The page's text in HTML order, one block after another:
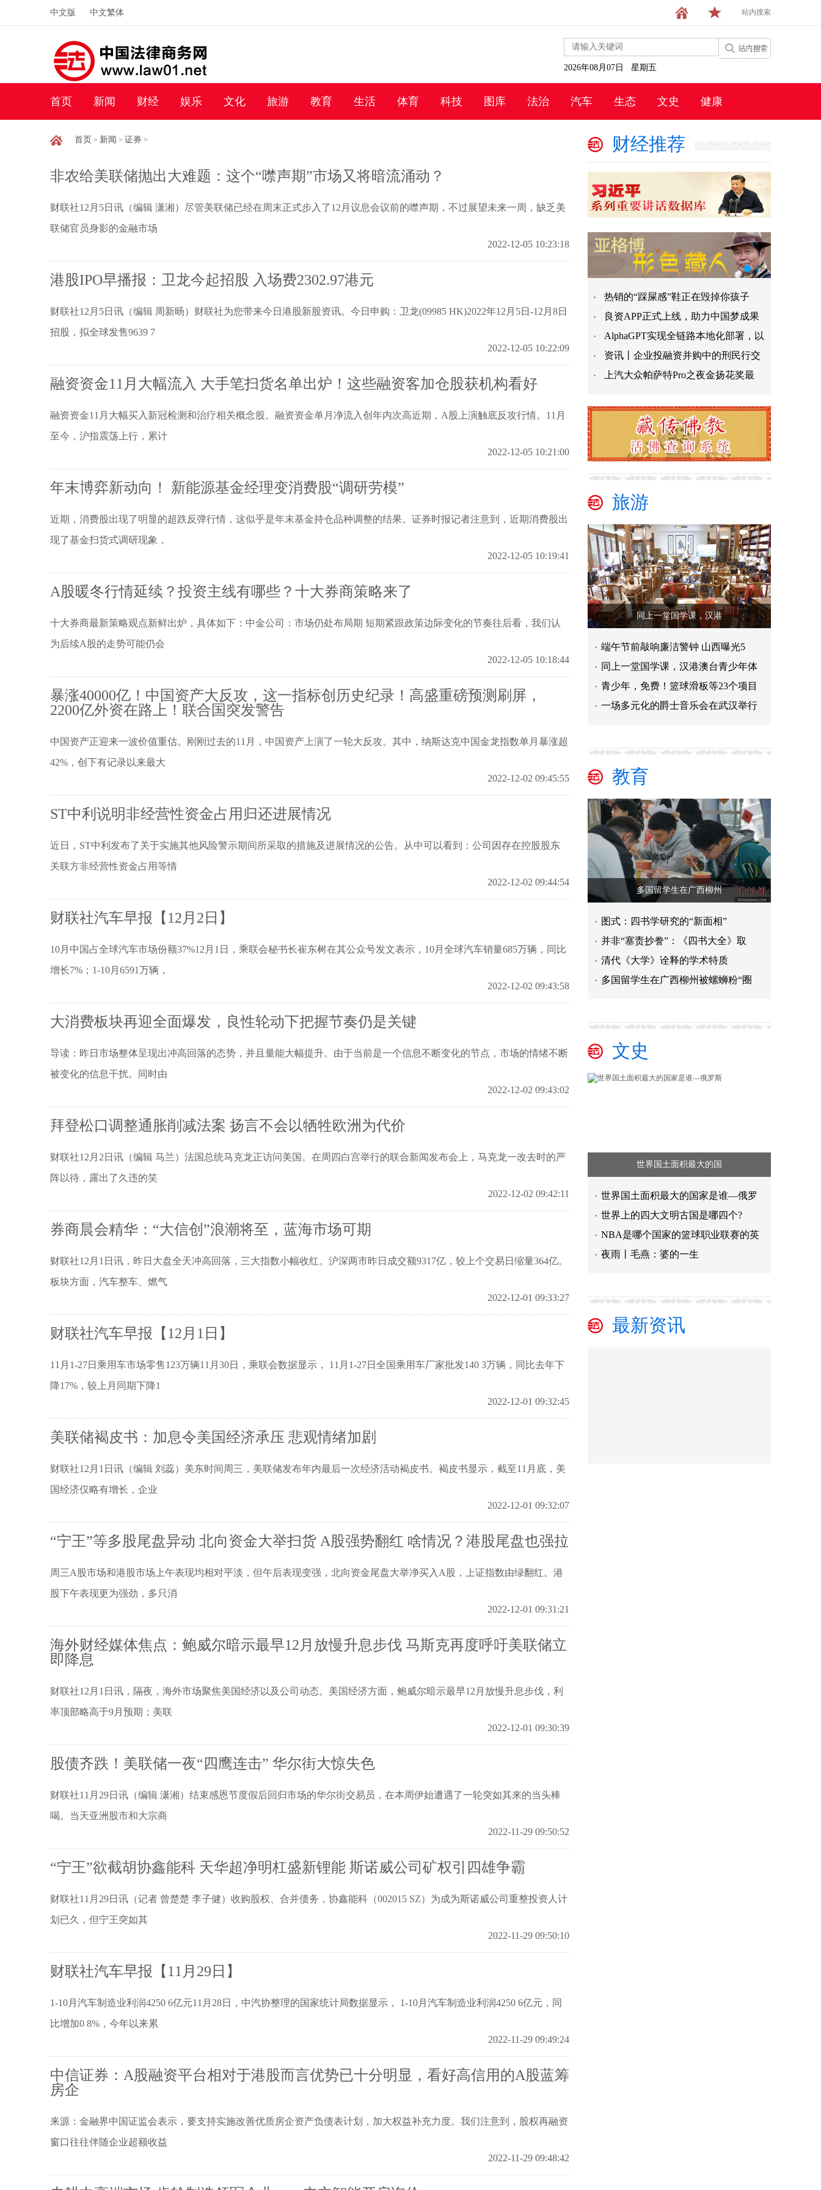
中文版 中文繁体 站内搜索
2026年08月07日 星期五
首页 新闻 财经 娱乐 文化 旅游 教育 生活 体育 科技 图库 法治 汽车 生态 文史 健康
首页 > 新闻 > 证券 >
非农给美联储抛出大难题：这个“噤声期”市场又将暗流涌动？
财联社12月5日讯（编辑 潇湘）尽管美联储已经在周末正式步入了12月议息会议前的噤声期，不过展望未来一周，缺乏美
联储官员身影的金融市场
2022-12-05 10:23:18
港股IPO早播报：卫龙今起招股 入场费2302.97港元
财联社12月5日讯（编辑 周新旸）财联社为您带来今日港股新股资讯。今日申购：卫龙(09985 HK)2022年12月5日-12月8日
招股，拟全球发售9639 7
2022-12-05 10:22:09
融资资金11月大幅流入 大手笔扫货名单出炉！这些融资客加仓股获机构看好
融资资金11月大幅买入新冠检测和治疗相关概念股。融资资金单月净流入创年内次高近期，A股上演触底反攻行情。11月
至今，沪指震荡上行，累计
2022-12-05 10:21:00
年末博弈新动向！ 新能源基金经理变消费股“调研劳模”
近期，消费股出现了明显的超跌反弹行情，这似乎是年末基金持仓品种调整的结果。证券时报记者注意到，近期消费股出
现了基金扫货式调研现象，
2022-12-05 10:19:41
A股暖冬行情延续？投资主线有哪些？十大券商策略来了
十大券商最新策略观点新鲜出炉，具体如下：中金公司：市场仍处布局期 短期紧跟政策边际变化的节奏往后看，我们认
为后续A股的走势可能仍会
2022-12-05 10:18:44
暴涨40000亿！中国资产大反攻，这一指标创历史纪录！高盛重磅预测刷屏，
2200亿外资在路上！联合国突发警告
中国资产正迎来一波价值重估。刚刚过去的11月，中国资产上演了一轮大反攻。其中，纳斯达克中国金龙指数单月暴涨超
42%，创下有记录以来最大
2022-12-02 09:45:55
ST中利说明非经营性资金占用归还进展情况
近日，ST中利发布了关于实施其他风险警示期间所采取的措施及进展情况的公告。从中可以看到：公司因存在控股股东
关联方非经营性资金占用等情
2022-12-02 09:44:54
财联社汽车早报【12月2日】
10月中国占全球汽车市场份额37%12月1日，乘联会秘书长崔东树在其公众号发文表示，10月全球汽车销量685万辆，同比
增长7%；1-10月6591万辆，
2022-12-02 09:43:58
大消费板块再迎全面爆发，良性轮动下把握节奏仍是关键
导读：昨日市场整体呈现出冲高回落的态势，并且量能大幅提升。由于当前是一个信息不断变化的节点，市场的情绪不断
被变化的信息干扰。同时由
2022-12-02 09:43:02
拜登松口调整通胀削减法案 扬言不会以牺牲欧洲为代价
财联社12月2日讯（编辑 马兰）法国总统马克龙正访问美国。在周四白宫举行的联合新闻发布会上，马克龙一改去时的严
阵以待，露出了久违的笑
2022-12-02 09:42:11
券商晨会精华：“大信创”浪潮将至，蓝海市场可期
财联社12月1日讯，昨日大盘全天冲高回落，三大指数小幅收红。沪深两市昨日成交额9317亿，较上个交易日缩量364亿。
板块方面，汽车整车、燃气
2022-12-01 09:33:27
财联社汽车早报【12月1日】
11月1-27日乘用车市场零售123万辆11月30日，乘联会数据显示， 11月1-27日全国乘用车厂家批发140 3万辆，同比去年下
降17%，较上月同期下降1
2022-12-01 09:32:45
美联储褐皮书：加息令美国经济承压 悲观情绪加剧
财联社12月1日讯（编辑 刘蕊）美东时间周三，美联储发布年内最后一次经济活动褐皮书。褐皮书显示，截至11月底，美
国经济仅略有增长，企业
2022-12-01 09:32:07
“宁王”等多股尾盘异动 北向资金大举扫货 A股强势翻红 啥情况？港股尾盘也强拉
周三A股市场和港股市场上午表现均相对平淡，但午后表现变强，北向资金尾盘大举净买入A股，上证指数由绿翻红。港
股下午表现更为强劲，多只消
2022-12-01 09:31:21
海外财经媒体焦点：鲍威尔暗示最早12月放慢升息步伐 马斯克再度呼吁美联储立
即降息
财联社12月1日讯，隔夜，海外市场聚焦美国经济以及公司动态。美国经济方面，鲍威尔暗示最早12月放慢升息步伐，利
率顶部略高于9月预期；美联
2022-12-01 09:30:39
股债齐跌！美联储一夜“四鹰连击” 华尔街大惊失色
财联社11月29日讯（编辑 潇湘）结束感恩节度假后回归市场的华尔街交易员，在本周伊始遭遇了一轮突如其来的当头棒
喝。当天亚洲股市和大宗商
2022-11-29 09:50:52
“宁王”欲截胡协鑫能科 天华超净明杠盛新锂能 斯诺威公司矿权引四雄争霸
财联社11月29日讯（记者 曾楚楚 李子健）收购股权、合并债务，协鑫能科（002015 SZ）为成为斯诺威公司重整投资人计
划已久，但宁王突如其
2022-11-29 09:50:10
财联社汽车早报【11月29日】
1-10月汽车制造业利润4250 6亿元11月28日，中汽协整理的国家统计局数据显示， 1-10月汽车制造业利润4250 6亿元，同
比增加0 8%，今年以来累
2022-11-29 09:49:24
中信证券：A股融资平台相对于港股而言优势已十分明显，看好高信用的A股蓝筹
房企
来源：金融界中国证监会表示，要支持实施改善优质房企资产负债表计划，加大权益补充力度。我们注意到，股权再融资
窗口往往伴随企业超额收益
2022-11-29 09:48:42
财经推荐
热销的“踩屎感”鞋正在毁掉你孩子
良资APP正式上线，助力中国梦成果
AlphaGPT实现全链路本地化部署，以
资讯丨企业投融资并购中的刑民行交
上汽大众帕萨特Pro之夜金扬花奖最
旅游
同上一堂国学课，汉港
端午节前敲响廉洁警钟 山西曝光5
同上一堂国学课，汉港澳台青少年体
青少年，免费！篮球滑板等23个项目
一场多元化的爵士音乐会在武汉举行
教育
多国留学生在广西柳州
图式：四书学研究的“新面相”
并非“塞责抄誊”：《四书大全》取
清代《大学》诠释的学术特质
多国留学生在广西柳州被螺蛳粉“圈
文史
世界国土面积最大的国
世界国土面积最大的国家是谁—俄罗
世界上的四⼤⽂明古国是哪四个?
NBA是哪个国家的篮球职业联赛的英
夜雨丨毛燕：婆的一生
最新资讯